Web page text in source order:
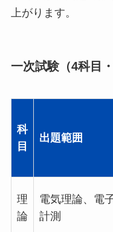
上がります。
一次試験（4科目
科
目
出題範囲
理
論
電気理論、電
計測